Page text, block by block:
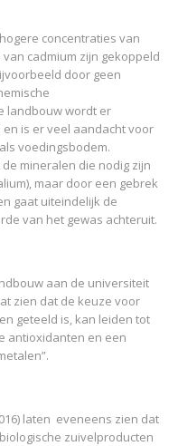
concentraties van
cadmium zijn gekoppeld
door geen
landbouw wordt er
is er veel aandacht voor
voedingsbodem.
mineralen die nodig zijn
maar door een gebrek
gaat uiteindelijk de
van het gewas achteruit.
aan de universiteit
zien dat de keuze voor
geteeld is, kan leiden tot
antioxidanten en een
laten eveneens zien dat
zuivelproducten